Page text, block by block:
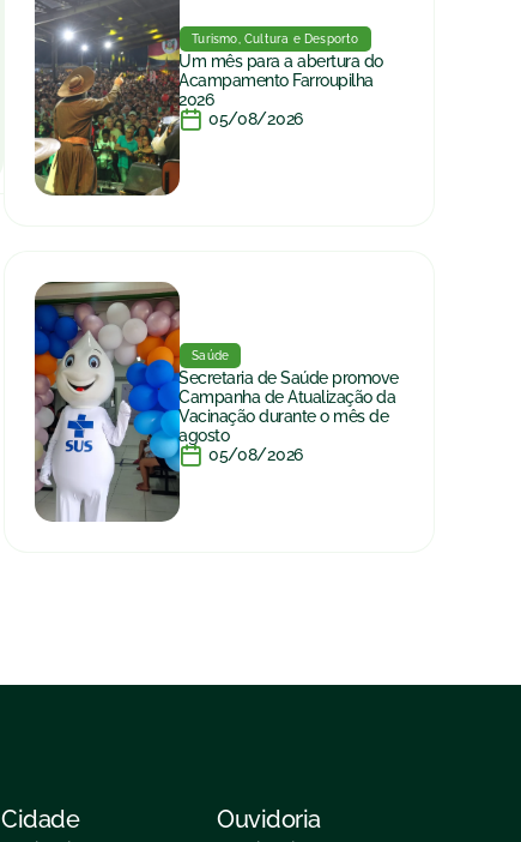
Turismo, Cultura e Desporto
Um mês para a abertura do
Acampamento Farroupilha
2026
05/08/2026
Saúde
Secretaria de Saúde promove
Campanha de Atualização da
Vacinação durante o mês de
agosto
05/08/2026
Cidade Ouvidoria